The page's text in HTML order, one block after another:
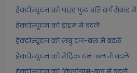
हेक्टोन्यूटन को पाउंड फुट प्रति वर्ग सेकंड
हेक्टोन्यूटन को डाइन में बदलें
हेक्टोन्यूटन को लघु टन-बल में बदलें
हेक्टोन्यूटन को मेट्रिक टन-बल में बदलें